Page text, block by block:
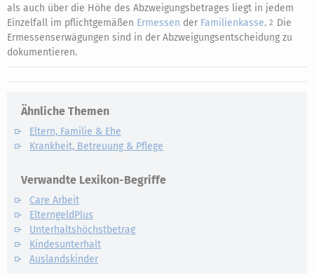
als auch über die Höhe des Abzweigungsbetrages liegt in jedem
Einzelfall im pflichtgemäßen Ermessen der Familienkasse. 2 Die
Ermessenserwägungen sind in der Abzweigungsentscheidung zu
dokumentieren.
Ähnliche Themen
Eltern, Familie & Ehe
Krankheit, Betreuung & Pflege
Verwandte Lexikon-Begriffe
Care Arbeit
ElterngeldPlus
Unterhaltshöchstbetrag
Kindesunterhalt
Auslandskinder